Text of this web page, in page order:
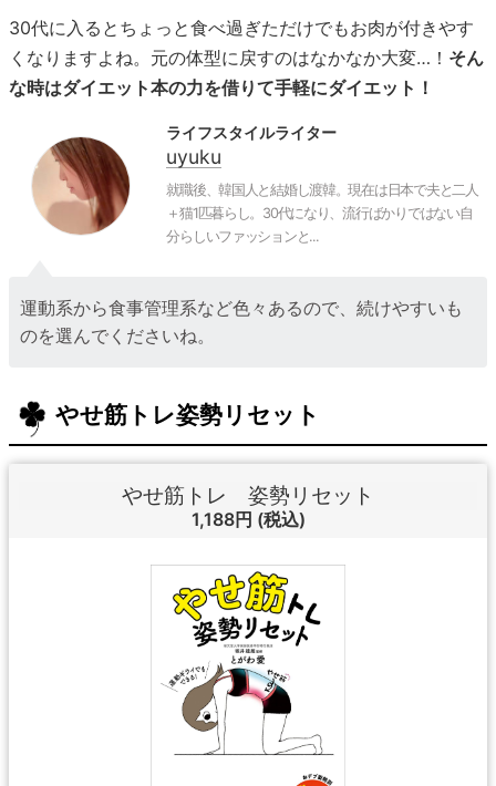
30代に入るとちょっと食べ過ぎただけでもお肉が付きやす
くなりますよね。元の体型に戻すのはなかなか大変…！ そん
な時はダイエット本の力を借りて手軽にダイエット！
ライフスタイルライター
uyuku
就職後、韓国人と結婚し渡韓。現在は日本で夫と二人
＋猫1匹暮らし。30代になり、流行ばかりではない自
分らしいファッションと...
運動系から食事管理系など色々あるので、続けやすいも
のを選んでくださいね。
やせ筋トレ姿勢リセット
やせ筋トレ 姿勢リセット
1,188円 (税込)